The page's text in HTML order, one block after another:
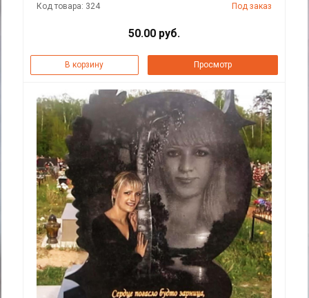
Код товара: 324 Под заказ
50.00 руб.
В корзину Просмотр